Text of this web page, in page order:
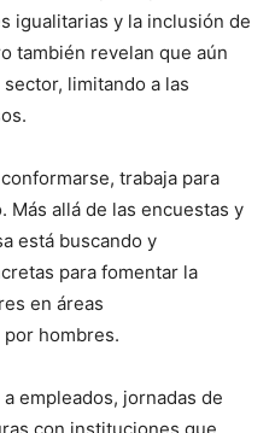
igualitarias y la inclusión de
también revelan que aún
limitando a las
trabaja para
Más allá de las encuestas y
está buscando y
para fomentar la
en áreas
hombres.
empleados, jornadas de